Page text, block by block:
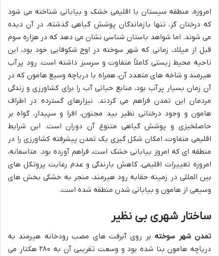
امروزه، منطقه سیستان با اقلیمی خشک و بیابانی شناخته می شود
که درختان گز، تنها بازماندگان پوشش گیاهی گذشته، در آن دیده
می شوند. اما شواهد باستان شناسی نشان می دهد که در هزاره سوم
قبل از میلاد، زمانی که شهر سوخته در اوج شکوفایی خود بود، این
ناحیه محیط زیستی کاملاً متفاوت و سرسبز داشته است. رود پرآب
هیرمند و شاخه های متعدد آن، همراه با دریاچه وسیع هامون که در
آن زمان بسیار پرآب بود، منابع حیاتی آب را برای کشاورزی و زندگی
مردمان این تمدن فراهم می کردند. نیزارهای گسترده در اطراف
هامون و وجود درختانی نظیر بید مجنون، افرا و سپیدار، گواه بر
حاصلخیزی و پوشش گیاهی متنوع آن دوران است. این شرایط
اقلیمی متفاوت، امکان شکل گیری یک تمدن پیشرفته کشاورزی را در
منطقه ای که امروز بیابانی خشک است، فراهم آورده بود. متاسفانه،
امروزه تغییرات اقلیمی، کاهش بارندگی و عدم رعایت پروتکل های
بین المللی در زمینه حقابه رود هیرمند، منجر به خشکی بخش های
وسیعی از هامون و بیابانی شدن منطقه شده است.
ساختار شهری بی نظیر
تمدن شهر سوخته بر روی آبرفت های مصب رودخانه هیرمند به
دریاچه هامون بنا شده بود و وسعت تقریبی آن به ۲۸۰ هکتار می